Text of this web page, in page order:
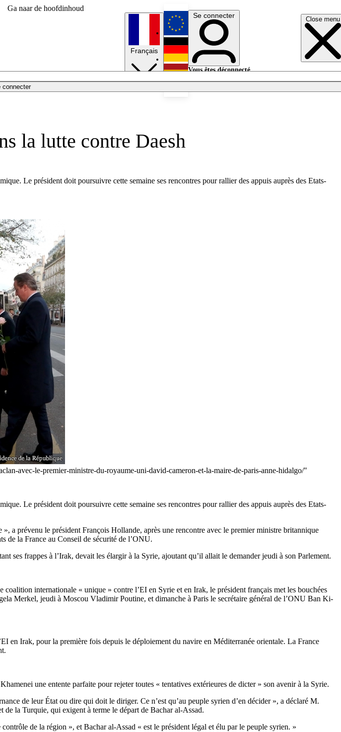
Ga naar de hoofdinhoud
Close menu
connecter
Français
English
Deutsch
Se connecter
Vous êtes déconnecté.
la lutte contre Daesh
Le président doit poursuivre cette semaine ses rencontres pour rallier des appuis auprès des Etats-
avec-le-premier-ministre-du-royaume-uni-david-cameron-et-la-maire-de-paris-anne-hidalgo/"
Le président doit poursuivre cette semaine ses rencontres pour rallier des appuis auprès des Etats-
a prévenu le président François Hollande, après une rencontre avec le premier ministre britannique
de la France au Conseil de sécurité de l’ONU.
ses frappes à l’Irak, devait les élargir à la Syrie, ajoutant qu’il allait le demander jeudi à son Parlement.
internationale « unique » contre l’EI en Syrie et en Irak, le président français met les bouchées
Merkel, jeudi à Moscou Vladimir Poutine, et dimanche à Paris le secrétaire général de l’ONU Ban Ki-
en Irak, pour la première fois depuis le déploiement du navire en Méditerranée orientale. La France
une entente parfaite pour rejeter toutes « tentatives extérieures de dicter » son avenir à la Syrie.
de leur État ou dire qui doit le diriger. Ce n’est qu’au peuple syrien d’en décider », a déclaré M.
la Turquie, qui exigent à terme le départ de Bachar al-Assad.
de la région », et Bachar al-Assad « est le président légal et élu par le peuple syrien. »